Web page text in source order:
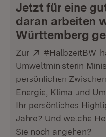
Jetzt für eine
daran arbeiten
Württemberg
Zur Extern:
#HalbzeitBW
Umweltministerin
persönlichen
Energie, Klima und
Ihr persönliches
Jahre? Und welche
Sie noch angehen?